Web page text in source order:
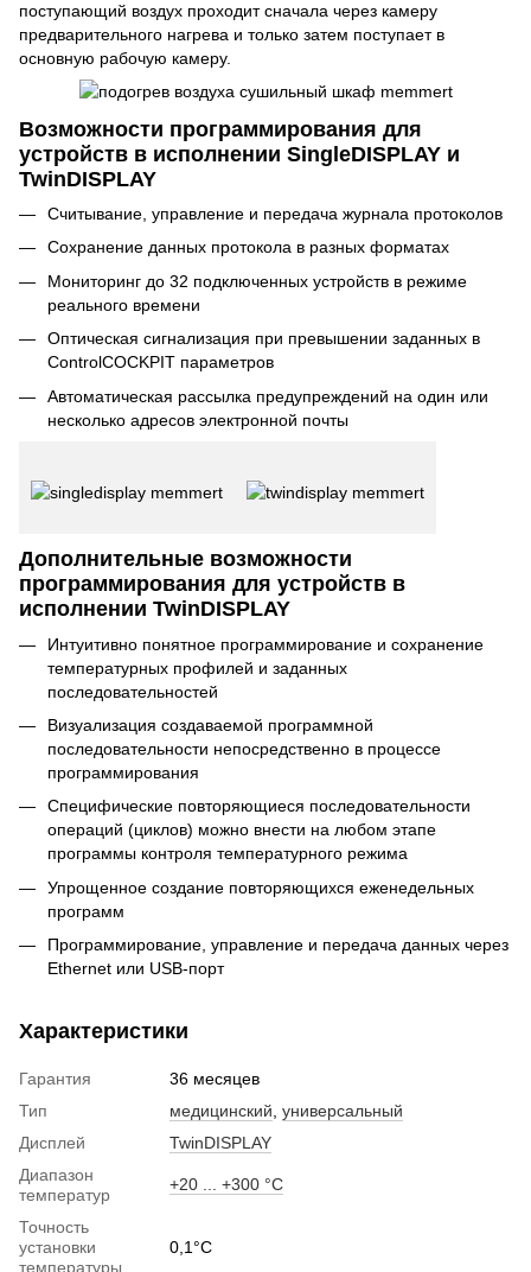
поступающий воздух проходит сначала через камеру
предварительного нагрева и только затем поступает в
основную рабочую камеру.
Возможности программирования для
устройств в исполнении SingleDISPLAY и
TwinDISPLAY
Считывание, управление и передача журнала протоколов
Сохранение данных протокола в разных форматах
Мониторинг до 32 подключенных устройств в режиме
реального времени
Оптическая сигнализация при превышении заданных в
ControlCOCKPIT параметров
Автоматическая рассылка предупреждений на один или
несколько адресов электронной почты
Дополнительные возможности
программирования для устройств в
исполнении TwinDISPLAY
Интуитивно понятное программирование и сохранение
температурных профилей и заданных
последовательностей
Визуализация создаваемой программной
последовательности непосредственно в процессе
программирования
Специфические повторяющиеся последовательности
операций (циклов) можно внести на любом этапе
программы контроля температурного режима
Упрощенное создание повторяющихся еженедельных
программ
Программирование, управление и передача данных через
Ethernet или USB-порт
Характеристики
Гарантия
36 месяцев
Тип
медицинский универсальный
Дисплей
TwinDISPLAY
Диапазон
температур
+20 ... +300 °С
Точность
установки
температуры
0,1°С